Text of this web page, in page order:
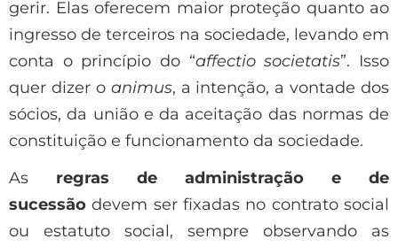
gerir. Elas oferecem maior proteção quanto ao
ingresso de terceiros na sociedade, levando em
conta o princípio do “affectio societatis”. Isso
quer dizer o animus, a intenção, a vontade dos
sócios, da união e da aceitação das normas de
constituição e funcionamento da sociedade.
As regras de administração e de
sucessão devem ser fixadas no contrato social
ou estatuto social, sempre observando as